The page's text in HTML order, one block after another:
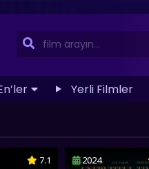
Yerli Filmler
7.1 2024